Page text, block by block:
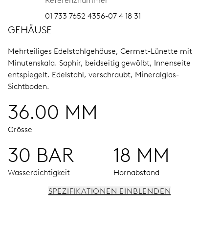
01 733 7652 4356-07 4 18 31
GEHÄUSE
Mehrteiliges Edelstahlgehäuse, Cermet-Lünette mit
Minutenskala. Saphir, beidseitig gewölbt, Innenseite
entspiegelt. Edelstahl, verschraubt, Mineralglas-
Sichtboden.
36.00 MM
Grösse
30 BAR
Wasserdichtigkeit
18 MM
Hornabstand
SPEZIFIKATIONEN EINBLENDEN